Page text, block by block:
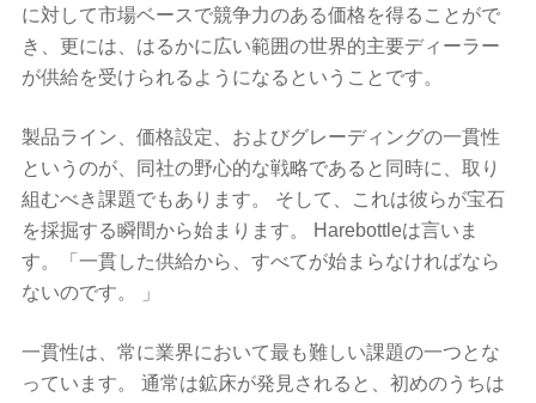
に対して市場ベースで競争力のある価格を得ることがで
き、更には、はるかに広い範囲の世界的主要ディーラー
が供給を受けられるようになるということです。
製品ライン、価格設定、およびグレーディングの一貫性
というのが、同社の野心的な戦略であると同時に、取り
組むべき課題でもあります。 そして、これは彼らが宝石
を採掘する瞬間から始まります。 Harebottleは言いま
す。「一貫した供給から、すべてが始まらなければなら
ないのです。 」
一貫性は、常に業界において最も難しい課題の一つとな
っています。 通常は鉱床が発見されると、初めのうちは